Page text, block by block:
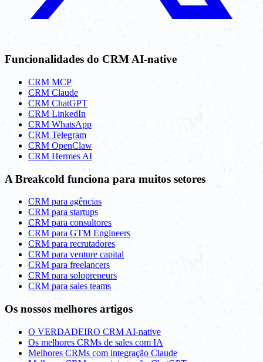
Funcionalidades do CRM AI-native
CRM MCP
CRM Claude
CRM ChatGPT
CRM LinkedIn
CRM WhatsApp
CRM Telegram
CRM OpenClaw
CRM Hermes AI
A Breakcold funciona para muitos setores
CRM para agências
CRM para startups
CRM para consultores
CRM para GTM Engineers
CRM para recrutadores
CRM para venture capital
CRM para freelancers
CRM para solopreneurs
CRM para sales teams
Os nossos melhores artigos
O VERDADEIRO CRM AI-native
Os melhores CRMs de sales com IA
Melhores CRMs com integração Claude